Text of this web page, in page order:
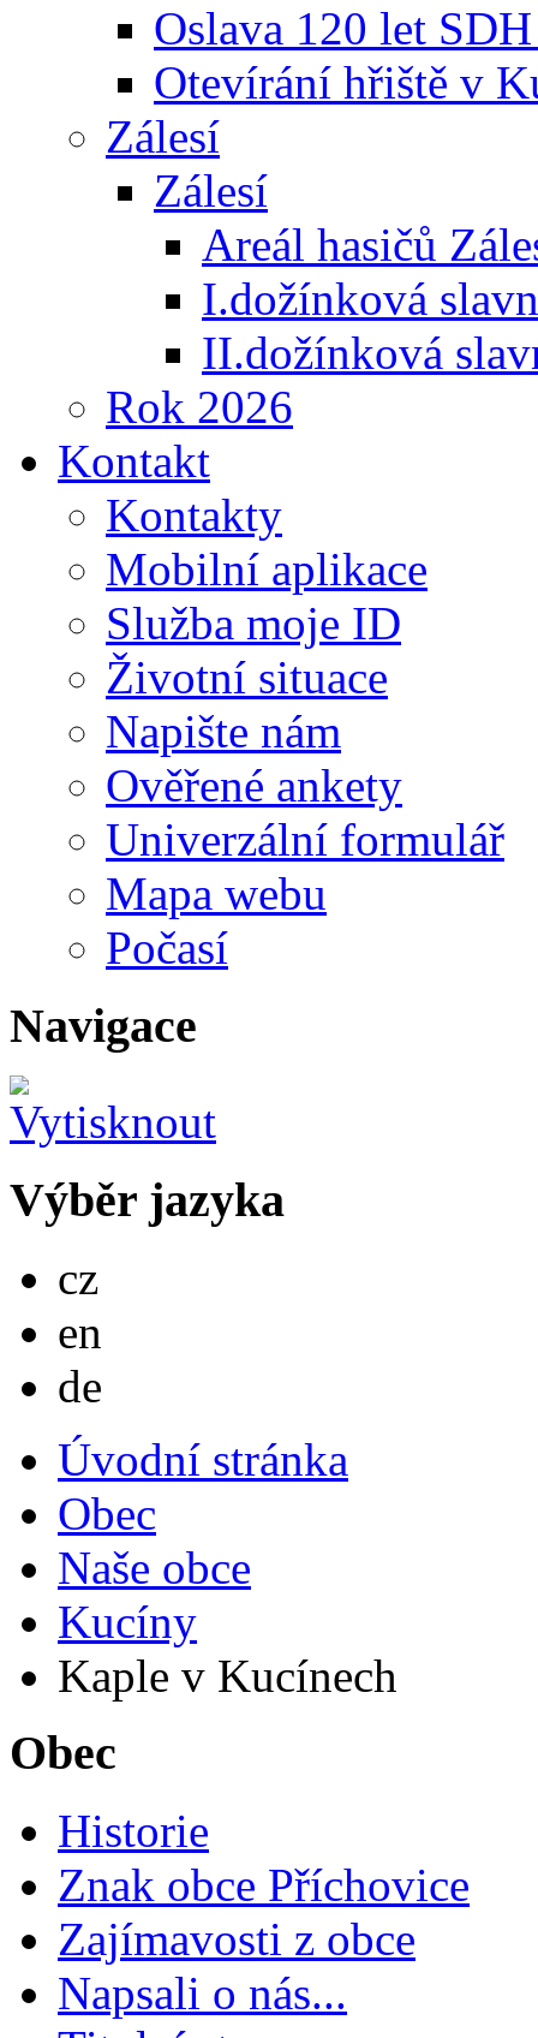
Oslava 120 let
Otevírání hřiště v
Zálesí
Zálesí
Areál hasičů
I.dožínková
II.dožínková
Rok 2026
Kontakt
Kontakty
Mobilní aplikace
Služba moje ID
Životní situace
Napište nám
Ověřené ankety
Univerzální formulář
Mapa webu
Počasí
Navigace
Výběr jazyka
cz
en
de
Úvodní stránka
Obec
Naše obce
Kucíny
Kaple v Kucínech
Obec
Historie
Znak obce Příchovice
Zajímavosti z obce
Napsali o nás...